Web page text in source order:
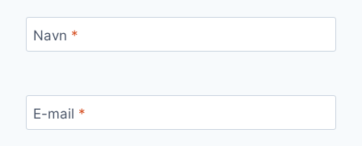
Navn *
E-mail *